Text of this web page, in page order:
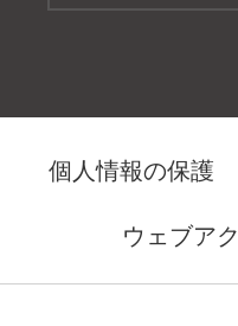
個人情報の保護
ウェブア